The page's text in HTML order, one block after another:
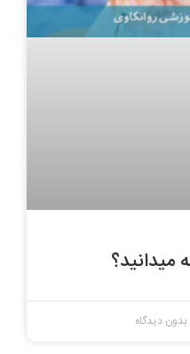
میدانید؟
بدون دیدگاه